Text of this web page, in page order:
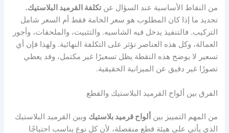
من النقاط الأساسية عند السؤال عنتكلفة القرميد البلاستيك.
تحديد ما إذا كان المطلوب هو سعر الخامة فقط أم السعر شامل
التركيب. فالتنفيذ يدخل فيه الشاسيه. والتثبيت، والملحقات، وأجور
العمالة، وكل هذه العناصر تؤثر على التكلفة النهائية. ولهذا فإن أي
تسعير لا يوضح هذه النقطة يظل تسعيرًا غير مكتمل، وقد يعطي
تصورًا غير دقيق عن الميزانية الحقيقية.
الفرق بين ألواح القرميد البلاستيك والقطع
من المهم التمييز بين ألواح قرميد بلاستيك وبين القرميد البلاستيك
الذي يأتي على هيئة قطع منفصلة، لأن كل نوع يناسب احتياجًا